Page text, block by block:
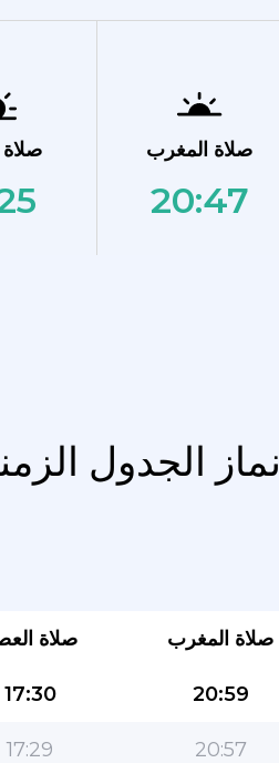
صلاة المغرب
20:47
نماز الجدول
صلاة صلاة المغرب
17:30 20:59
17:29 20:57